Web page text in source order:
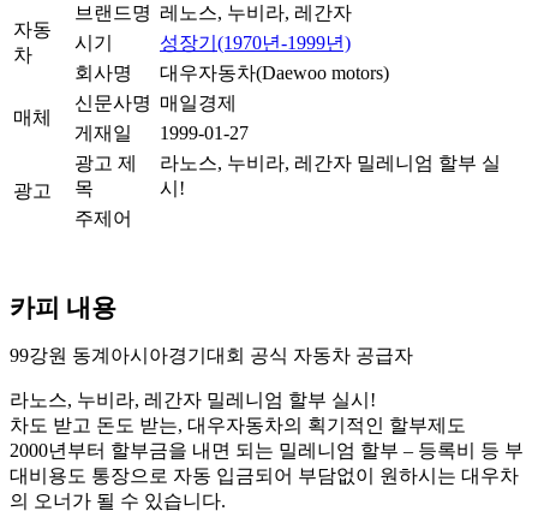
자동
차
브랜드명 레노스, 누비라, 레간자
시기
성장기(1970년-1999년)
회사명
대우자동차(Daewoo motors)
매체
신문사명 매일경제
게재일
1999-01-27
광고
광고 제
목
라노스, 누비라, 레간자 밀레니엄 할부 실
시!
주제어
카피 내용
99강원 동계아시아경기대회 공식 자동차 공급자
라노스, 누비라, 레간자 밀레니엄 할부 실시!
차도 받고 돈도 받는, 대우자동차의 획기적인 할부제도
2000년부터 할부금을 내면 되는 밀레니엄 할부 – 등록비 등 부
대비용도 통장으로 자동 입금되어 부담없이 원하시는 대우차
의 오너가 될 수 있습니다.